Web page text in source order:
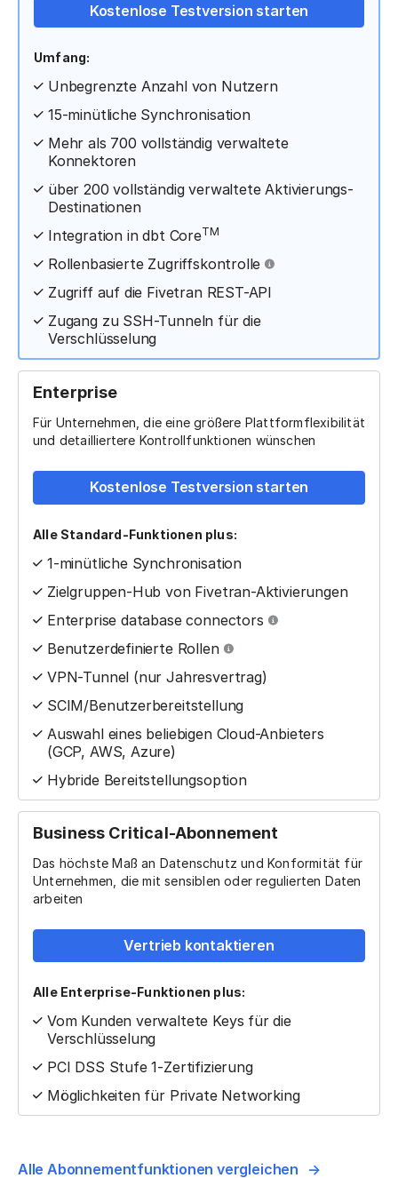
Kostenlose Testversion starten
Umfang:
Unbegrenzte Anzahl von Nutzern
15-minütliche Synchronisation
Mehr als 700 vollständig verwaltete
Konnektoren
über 200 vollständig verwaltete Aktivierungs-
Destinationen
Integration in dbt CoreTM
Rollenbasierte Zugriffskontrolle
Zugriff auf die Fivetran REST-API
Zugang zu SSH-Tunneln für die
Verschlüsselung
Enterprise
Für Unternehmen, die eine größere Plattformflexibilität
und detailliertere Kontrollfunktionen wünschen
Kostenlose Testversion starten
Alle Standard-Funktionen plus:
1-minütliche Synchronisation
Zielgruppen-Hub von Fivetran-Aktivierungen
Enterprise database connectors
Benutzerdefinierte Rollen
VPN-Tunnel (nur Jahresvertrag)
SCIM/Benutzerbereitstellung
Auswahl eines beliebigen Cloud-Anbieters
(GCP, AWS, Azure)
Hybride Bereitstellungsoption
Business Critical-Abonnement
Das höchste Maß an Datenschutz und Konformität für
Unternehmen, die mit sensiblen oder regulierten Daten
arbeiten
Vertrieb kontaktieren
Alle Enterprise-Funktionen plus:
Vom Kunden verwaltete Keys für die
Verschlüsselung
PCI DSS Stufe 1-Zertifizierung
Möglichkeiten für Private Networking
Alle Abonnementfunktionen vergleichen